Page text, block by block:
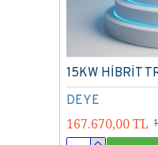
DEYE
15KW HİBRİT
167.670,00 TL